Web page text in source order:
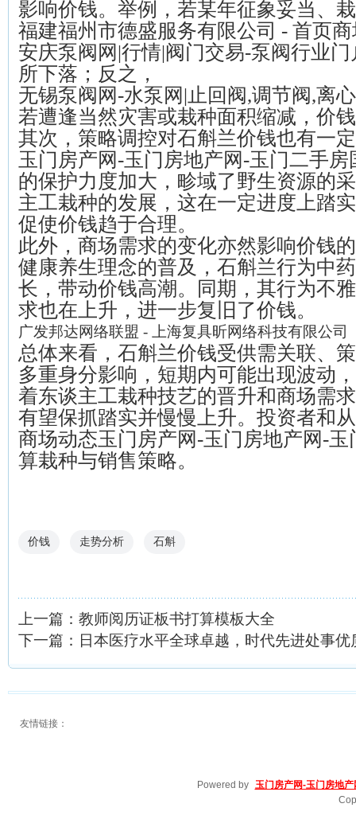
影响价钱。举例，若某年征象妥当、
福建福州市德盛服务有限公司 - 首页
安庆泵阀网|行情|阀门交易-泵阀行业门
所下落；反之，
无锡泵阀网-水泵网|止回阀,调节阀,离
若遭逢当然灾害或栽种面积缩减，价
其次，策略调控对石斛兰价钱也有一
玉门房产网-玉门房地产网-玉门二手房
的保护力度加大，畛域了野生资源的
主工栽种的发展，这在一定进度上踏
促使价钱趋于合理。
此外，商场需求的变化亦然影响价钱
健康养生理念的普及，石斛兰行为中
长，带动价钱高潮。同期，其行为不
求也在上升，进一步复旧了价钱。
广发邦达网络联盟 - 上海复具昕网络科技有限公司
总体来看，石斛兰价钱受供需关联、
多重身分影响，短期内可能出现波动
着东谈主工栽种技艺的晋升和商场需
有望保抓踏实并慢慢上升。投资者和
商场动态玉门房产网-玉门房地产网-
算栽种与销售策略。
价钱 走势分析 石斛
上一篇： 教师阅历证板书打算模板大全
下一篇： 日本医疗水平全球卓越，时代先进处事优
友情链接：
Powered by 玉门房产网-玉门房地